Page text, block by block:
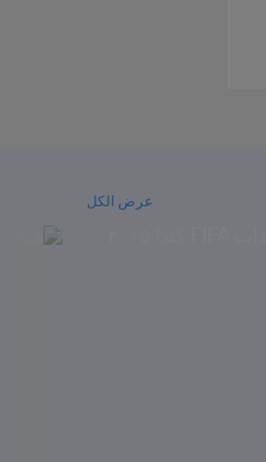
عرض الكل